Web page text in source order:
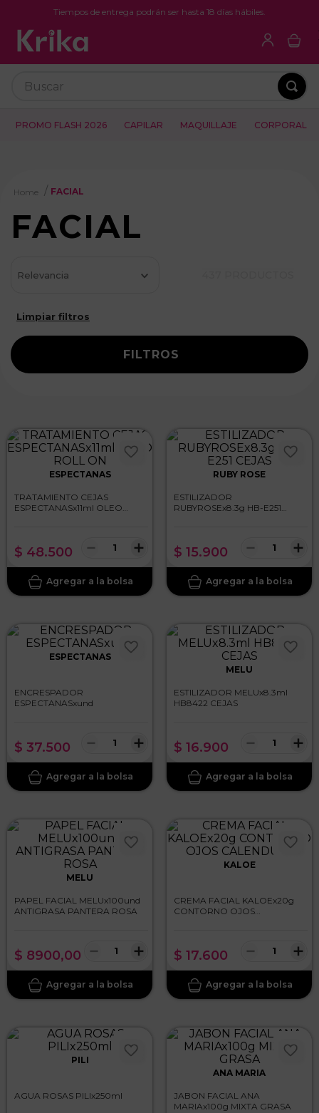
Tiempos de entrega podrán ser hasta 18 días hábiles.
PROMO FLASH 2026 CAPILAR MAQUILLAJE CORPORAL
FACIAL
FACIAL
Relevancia
FILTROS
ESPECTANAS
TRATAMIENTO CEJAS
ESPECTANASx11ml OLEO
$ 48.500 ＋
－
RUBY ROSE
ESTILIZADOR
RUBYROSEx8.3g HB-E251
$ 15.900 ＋
－
ESPECTANAS
ENCRESPADOR
ESPECTANASxund
$ 37.500 ＋
－
MELU
ESTILIZADOR MELUx8.3ml
HB8422 CEJAS
$ 16.900 ＋
－
MELU
PAPEL FACIAL MELUx100und
ANTIGRASA PANTERA ROSA
$ 8900,00 ＋
－
KALOE
CREMA FACIAL KALOEx20g
CONTORNO OJOS
$ 17.600 ＋
－
PILI
AGUA ROSAS PILIx250ml
ANA MARIA
JABON FACIAL ANA
MARIAx100g MIXTA GRASA